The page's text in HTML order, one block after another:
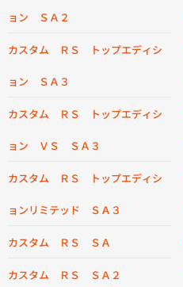
ョン ＳＡ２
カスタム ＲＳ トップエディシ
ョン ＳＡ３
カスタム ＲＳ トップエディシ
ョン ＶＳ ＳＡ３
カスタム ＲＳ トップエディシ
ョンリミテッド ＳＡ３
カスタム ＲＳ ＳＡ
カスタム ＲＳ ＳＡ２